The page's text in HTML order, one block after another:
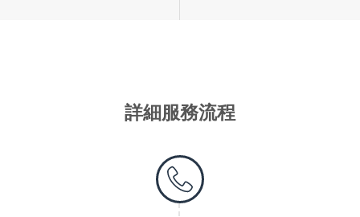
詳細服務流程